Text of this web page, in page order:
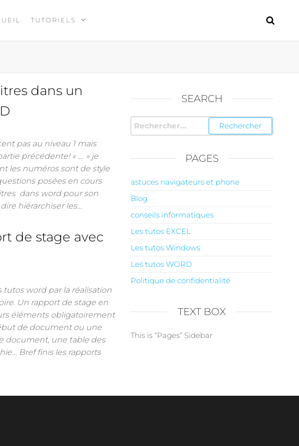
TUTORIELS
dans un
pas au niveau 1 mais
précédente! « …. » je
les numéros sont de style
posées en cours
dans word pour son
hiérarchiser les…
de stage avec
word par la réalisation
Un rapport de stage en
éléments obligatoirement
de document ou une
document, une table des
Bref finis les rapports
SEARCH
PAGES
astuces navigateurs et phone
Blog
conseils informatiques
Les tutos EXCEL
Les tutos Windows
Les tutos WORD
Politique de confidentialité
TEXT BOX
This is “Pages” Sidebar